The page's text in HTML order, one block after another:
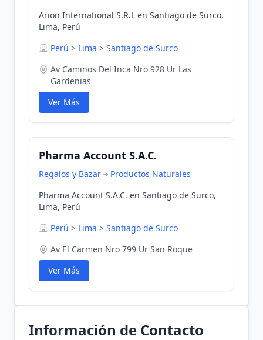
Arion International S.R.L en Santiago de Surco,
Lima, Perú
Perú > Lima > Santiago de Surco
Av Caminos Del Inca Nro 928 Ur Las
Gardenias
Ver Más
Pharma Account S.A.C.
Regalos y Bazar
Productos Naturales
Pharma Account S.A.C. en Santiago de Surco,
Lima, Perú
Perú > Lima > Santiago de Surco
Av El Carmen Nro 799 Ur San Roque
Ver Más
Información de Contacto